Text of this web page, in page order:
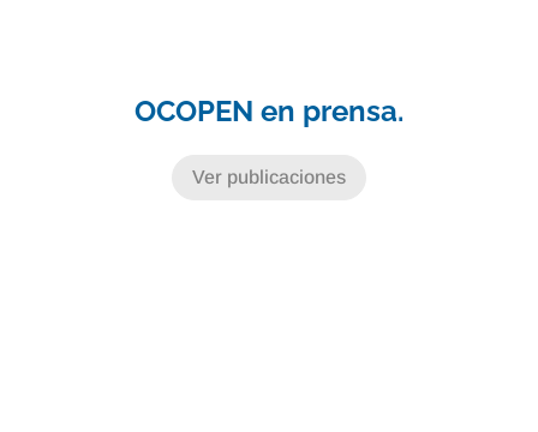
OCOPEN en prensa.
Ver publicaciones